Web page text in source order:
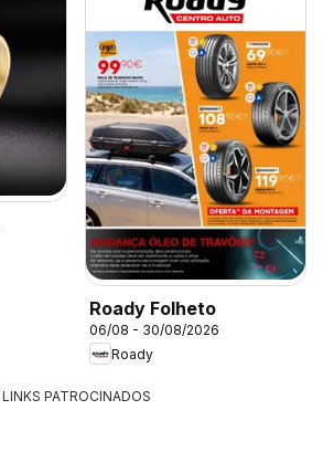
Roady Folheto
06/08 - 30/08/2026
Roady
LINKS PATROCINADOS